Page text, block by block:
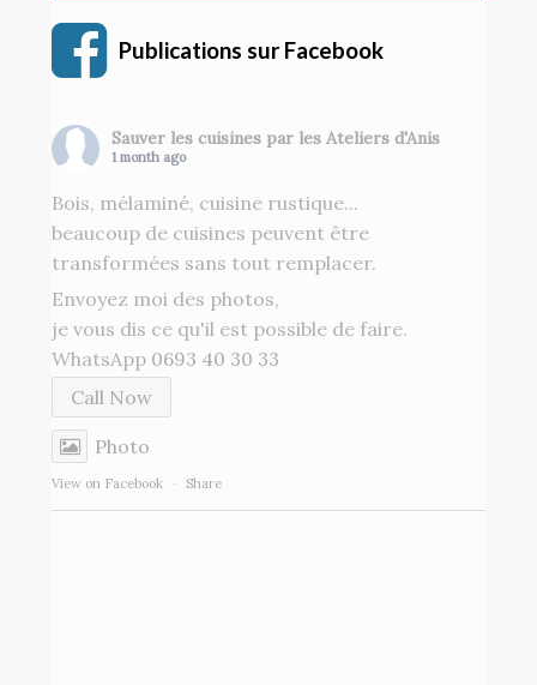
Publications sur Facebook
Sauver les cuisines par les Ateliers d'Anis
1 month ago
Bois, mélaminé, cuisine rustique...
beaucoup de cuisines peuvent être
transformées sans tout remplacer.
Envoyez moi des photos,
je vous dis ce qu'il est possible de faire.
WhatsApp 0693 40 30 33
Call Now
Photo
View on Facebook · Share